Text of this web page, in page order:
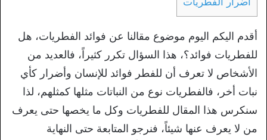
أقدم اليكم اليوم موضوع مقالنا عن فوائد الفطريات، هل
للفطريات فوائد؟، هذا السؤال تكرر كثيراً، فالعديد من
الأشخاص لا تعرف أن للفطر فوائد للإنسان وأضرار كأي
نبات أخر، فالفطريات نوع من النباتات مثلها كمثلهم، لذا
سنكرس هذا المقال للفطريات وكل ما يخصها حتى يعرف
من لا يعرف عنها شيئاً، فنرجو المتابعة حتى النهاية